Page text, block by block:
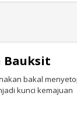
Bauksit
bakal
kunci kemajuan